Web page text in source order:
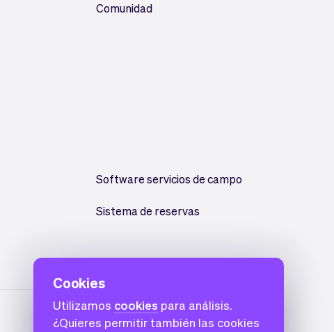
Comunidad
Software servicios de campo
Sistema de reservas
Cookies
Utilizamos cookies para análisis.
¿Quieres permitir también las cookies